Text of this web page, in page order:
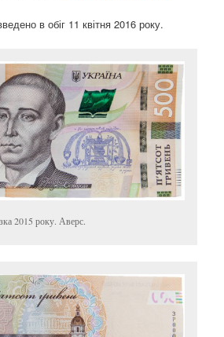
в обіг 11 квітня 2016 року.
2015 року. Аверс.